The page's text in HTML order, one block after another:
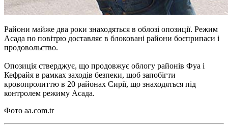
Райони майже два роки знаходяться в облозі опозиції. Режим
Асада по повітрю доставляє в блоковані райони боєприпаси і
продовольство.
Опозиція стверджує, що продовжує облогу районів Фуа і
Кефрайя в рамках заходів безпеки, щоб запобігти
кровопролиттю в 20 районах Сирії, що знаходяться під
контролем режиму Асада.
Фото aa.com.tr